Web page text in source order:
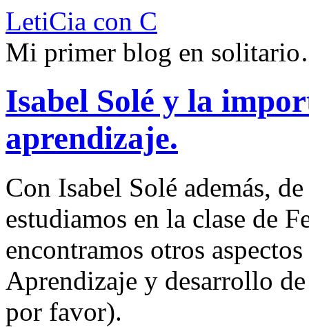
LetiCia con C
Mi primer blog en
Isabel Solé y la
aprendizaje.
Con Isabel Solé además,
estudiamos en la clase de
encontramos otros
Aprendizaje y desarrollo
por favor).